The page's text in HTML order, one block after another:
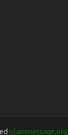
islammessage.org